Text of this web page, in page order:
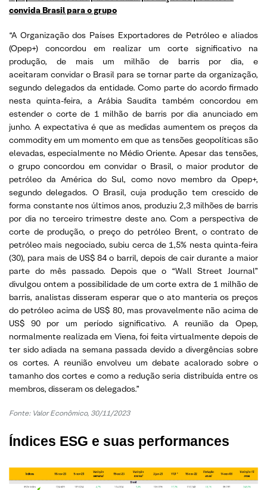
convida Brasil para o grupo
“A Organização dos Países Exportadores de Petróleo e aliados
(Opep+) concordou em realizar um corte significativo na
produção, de mais um milhão de barris por dia, e
aceitaram convidar o Brasil para se tornar parte da organização,
segundo delegados da entidade. Como parte do acordo firmado
nesta quinta-feira, a Arábia Saudita também concordou em
estender o corte de 1 milhão de barris por dia anunciado em
junho. A expectativa é que as medidas aumentem os preços da
commodity em um momento em que as tensões geopolíticas são
elevadas, especialmente no Médio Oriente. Apesar das tensões,
o grupo concordou em convidar o Brasil, o maior produtor de
petróleo da América do Sul, como novo membro da Opep+,
segundo delegados. O Brasil, cuja produção tem crescido de
forma constante nos últimos anos, produziu 2,3 milhões de barris
por dia no terceiro trimestre deste ano. Com a perspectiva de
corte de produção, o preço do petróleo Brent, o contrato de
petróleo mais negociado, subiu cerca de 1,5% nesta quinta-feira
(30), para mais de US$ 84 o barril, depois de cair durante a maior
parte do mês passado. Depois que o “Wall Street Journal”
divulgou ontem a possibilidade de um corte extra de 1 milhão de
barris, analistas disseram esperar que o ato manteria os preços
do petróleo acima de US$ 80, mas provavelmente não acima de
US$ 90 por um período significativo. A reunião da Opep,
normalmente realizada em Viena, foi feita virtualmente depois de
ter sido adiada na semana passada devido a divergências sobre
os cortes. A reunião envolveu um debate acalorado sobre o
tamanho dos cortes e como a redução seria distribuída entre os
membros, disseram os delegados.”
Fonte: Valor Econômico, 30/11/2023
Índices ESG e suas performances